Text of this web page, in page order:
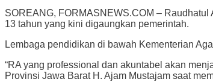
SOREANG, FORMASNEWS.COM –
13 tahun yang kini digaungkan pemerintah.
Lembaga pendidikan di bawah Kementerian
“RA yang professional dan akuntabel akan
Provinsi Jawa Barat H. Ajam Mustajam saat